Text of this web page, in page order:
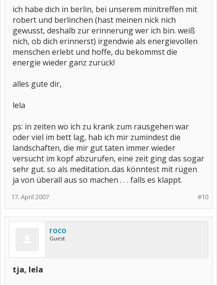
ich habe dich in berlin, bei unserem minitreffen mit
robert und berlinchen (hast meinen nick nich
gewusst, deshalb zur erinnerung wer ich bin. weiß
nich, ob dich erinnerst) irgendwie als energievollen
menschen erlebt und hoffe, du bekommst die
energie wieder ganz zurück!
alles gute dir,
lela
ps: in zeiten wo ich zu krank zum rausgehen war
oder viel im bett lag, hab ich mir zumindest die
landschaften, die mir gut taten immer wieder
versucht im kopf abzurufen, eine zeit ging das sogar
sehr gut. so als meditation..das könntest mit rügen
ja von überall aus so machen . . . falls es klappt.
#10
17. April 2007
roco
Guest
tja, lela